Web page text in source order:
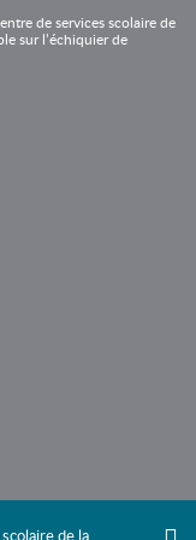
de services scolaire de
sur l’échiquier de